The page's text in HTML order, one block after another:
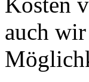
auch